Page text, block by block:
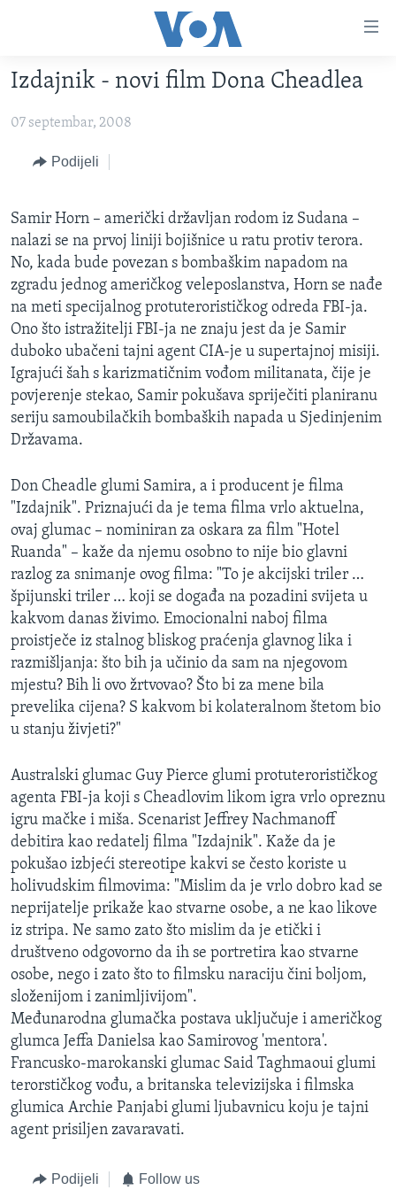
glavni
Pređi
Idi
na
pretragu
TV PROGRAM
VIDEO
FOTOGRAFIJE DANA
SJEDINJENE AMERIČKE DRŽAVE
BOSNA I HERCEGOVINA
SVIJET
NAUKA I TEHNOLOGIJA
SPECIJALNI PROJEKTI
KORUPCIJA
SLOBODA MEDIJA
ŽENSKA STRANA
IZBJEGLIČKA STRANA
MAGAZIN
O GLASU AMERIKE
Learning English
PRATITE NAS
Jezici
Izdajnik - novi film Dona Cheadlea
07 septembar, 2008
Podijeli
Samir Horn – američki državljan rodom iz Sudana –
nalazi se na prvoj liniji bojišnice u ratu protiv terora.
No, kada bude povezan s bombaškim napadom na
zgradu jednog američkog veleposlanstva, Horn se nađe
na meti specijalnog protuterorističkog odreda FBI-ja.
Ono što istražitelji FBI-ja ne znaju jest da je Samir
duboko ubačeni tajni agent CIA-je u supertajnoj misiji.
Igrajući šah s karizmatičnim vođom militanata, čije je
povjerenje stekao, Samir pokušava spriječiti planiranu
seriju samoubilačkih bombaških napada u Sjedinjenim
Državama.
Don Cheadle glumi Samira, a i producent je filma
"Izdajnik". Priznajući da je tema filma vrlo aktuelna,
ovaj glumac – nominiran za oskara za film "Hotel
Ruanda" – kaže da njemu osobno to nije bio glavni
razlog za snimanje ovog filma: "To je akcijski triler …
špijunski triler … koji se događa na pozadini svijeta u
kakvom danas živimo. Emocionalni naboj filma
proistječe iz stalnog bliskog praćenja glavnog lika i
razmišljanja: što bih ja učinio da sam na njegovom
mjestu? Bih li ovo žrtvovao? Što bi za mene bila
prevelika cijena? S kakvom bi kolateralnom štetom bio
u stanju živjeti?"
Australski glumac Guy Pierce glumi protuterorističkog
agenta FBI-ja koji s Cheadlovim likom igra vrlo opreznu
igru mačke i miša. Scenarist Jeffrey Nachmanoff
debitira kao redatelj filma "Izdajnik". Kaže da je
pokušao izbjeći stereotipe kakvi se često koriste u
holivudskim filmovima: "Mislim da je vrlo dobro kad se
neprijatelje prikaže kao stvarne osobe, a ne kao likove
iz stripa. Ne samo zato što mislim da je etički i
društveno odgovorno da ih se portretira kao stvarne
osobe, nego i zato što to filmsku naraciju čini boljom,
složenijom i zanimljivijom".
Međunarodna glumačka postava uključuje i američkog
glumca Jeffa Danielsa kao Samirovog 'mentora'.
Francusko-marokanski glumac Said Taghmaoui glumi
terorstičkog vođu, a britanska televizijska i filmska
glumica Archie Panjabi glumi ljubavnicu koju je tajni
agent prisiljen zavaravati.
Podijeli Follow us